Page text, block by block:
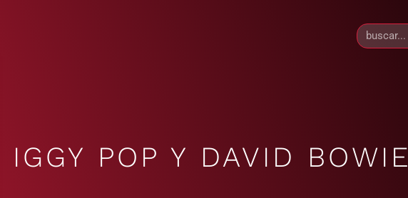
IGGY POP Y DAVID BOWIE